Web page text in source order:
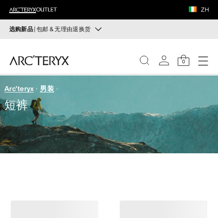
ZH
选购新品| 包邮 & 无理由退换货
运动员的需求，设计师的动力——在优化现有畅销产品的
同时，启发全新的解决方案。新款装备定期上架。
选购女士
无理由退换货
改变主意了？ 30天内购买的符合条件的商品可退换货。
开始免费退货。
0
女士
男士
鞋履
装备
VEILANCE
发现
Arc'teryx 男装
短裤